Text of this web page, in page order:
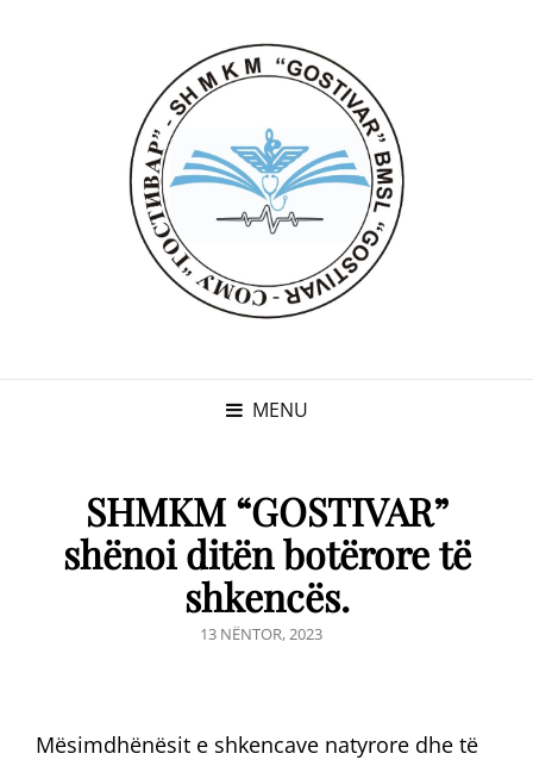
MENU
SHMKM “GOSTIVAR”
shënoi ditën botërore të
shkencës.
POSTED
13 NËNTOR, 2023
Mësimdhënësit e shkencave natyrore dhe të